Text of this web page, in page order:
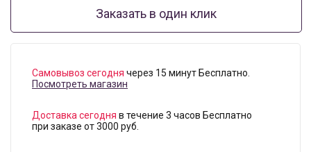
Заказать в один клик
Самовывоз сегодня через 15 минут Бесплатно.
Посмотреть магазин
Доставка сегодня в течение 3 часов Бесплатно
при заказе от 3000 руб.